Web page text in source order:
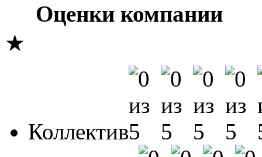
Оценки компании
★
Коллектив